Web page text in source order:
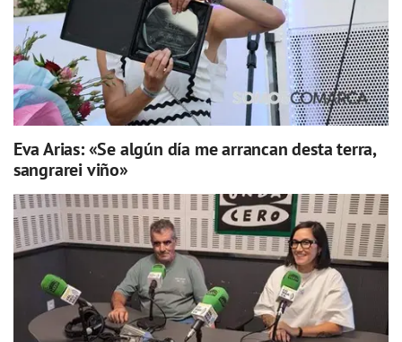
Eva Arias: «Se algún día me arrancan desta terra,
sangrarei viño»